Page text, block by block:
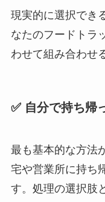
現実的に選択でき
なたのフードトラ
わせて組み合わせ
✅ 自分で持ち帰
最も基本的な方法
宅や営業所に持ち
す。処理の選択肢